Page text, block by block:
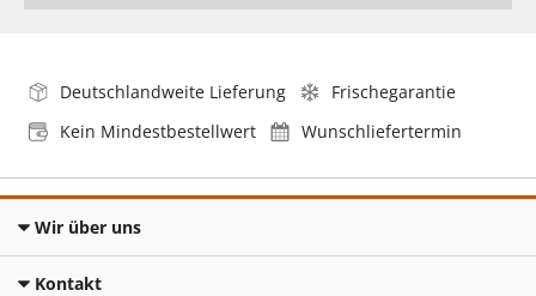
Deutschlandweite Lieferung
Frischegarantie
Kein Mindestbestellwert
Wunschliefertermin
Wir über uns
Kontakt